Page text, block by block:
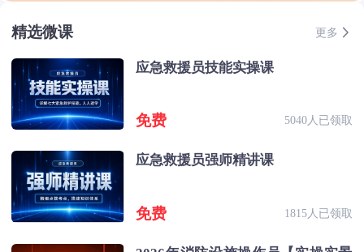
精选微课 更多
应急救援员技能实操课
免费 5040人已领取
应急救援员强师精讲课
免费 1815人已领取